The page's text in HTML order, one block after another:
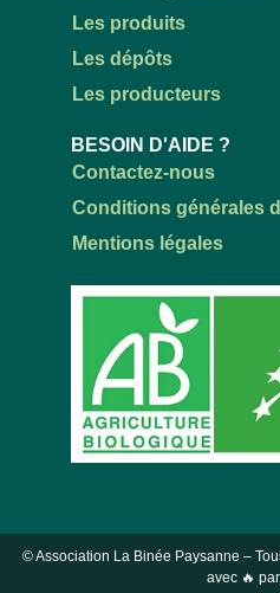
Les produits
Les dépôts
Les producteurs
BESOIN D'AIDE ?
Contactez-nous
Conditions générales
Mentions légales
© Association La Binée Paysanne –
avec 🔥 par